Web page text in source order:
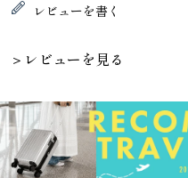
レビューを書く
＞レビューを見る